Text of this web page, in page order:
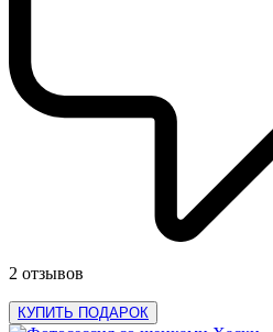
2 отзывов
КУПИТЬ ПОДАРОК